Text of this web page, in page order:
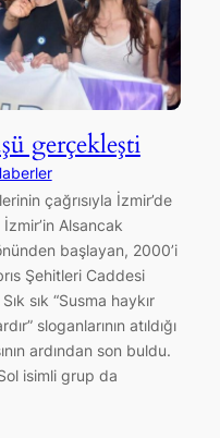
gerçekleşti
çağrısıyla İzmir’de
Alsancak
başlayan, 2000’i
Şehitleri Caddesi
sık “Susma haykır
sloganlarının atıldığı
ardından son buldu.
isimli grup da